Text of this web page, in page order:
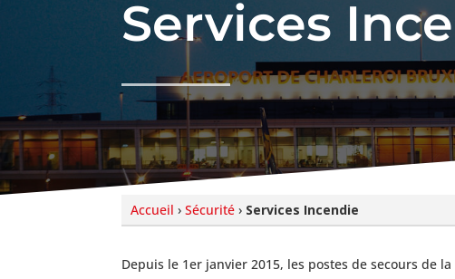
Services
Accueil ›Sécurité › Services Incendie
Depuis le 1er janvier 2015, les postes de secours de